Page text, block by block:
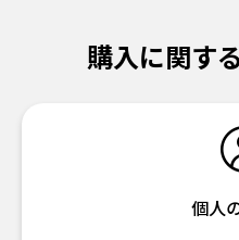
購入に関す
個人